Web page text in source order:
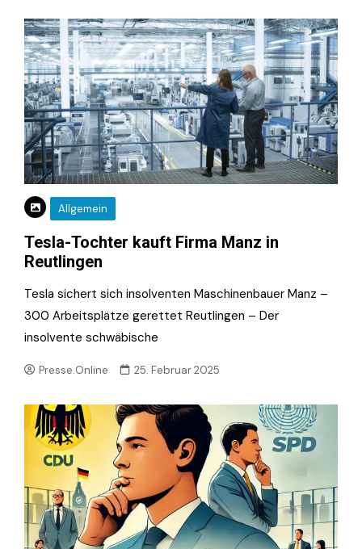
Allgemein
Tesla-Tochter kauft Firma Manz in
Reutlingen
Tesla sichert sich insolventen Maschinenbauer Manz –
300 Arbeitsplätze gerettet Reutlingen – Der
insolvente schwäbische
Presse.Online 25. Februar 2025